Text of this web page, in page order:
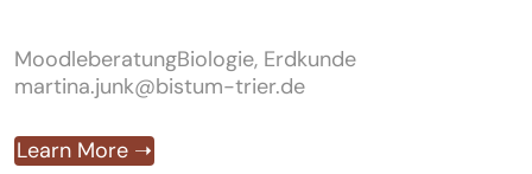
MoodleberatungBiologie, Erdkunde
martina.junk@bistum-trier.de
Learn More ➝